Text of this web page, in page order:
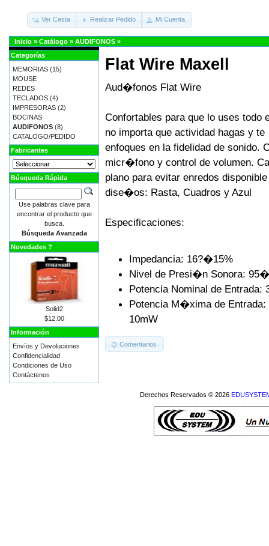
Ver Cesta Realizar Pedido Mi Cuenta
Inicio » Catálogo » AUDIFONOS »
Flat Wire Maxell
Aud�fonos Flat Wire
Confortables para que lo uses todo
no importa que actividad hagas y te
enfoques en la fidelidad de sonido.
micr�fono y control de volumen.
plano para evitar enredos
dise�os: Rasta, Cuadros y Azul
Especificaciones:
Impedancia: 16?�15%
Nivel de Presi�n Sonora:
Potencia Nominal de Entrada:
Potencia M�xima de Entrada:
10mW
Comentarios
Categorías
MEMORIAS (15)
MOUSE
REDES
TECLADOS (4)
IMPRESORAS (2)
BOCINAS
AUDIFONOS (8)
CATALOGO/PEDIDO
Fabricantes
Búsqueda Rápida
Use palabras clave para
encontrar el producto que
busca.
Búsqueda Avanzada
Novedades ?
Solid2
$12.00
Información
Envíos y Devoluciones
Confidencialidad
Condiciones de Uso
Contáctenos
Derechos Reservados © 2026